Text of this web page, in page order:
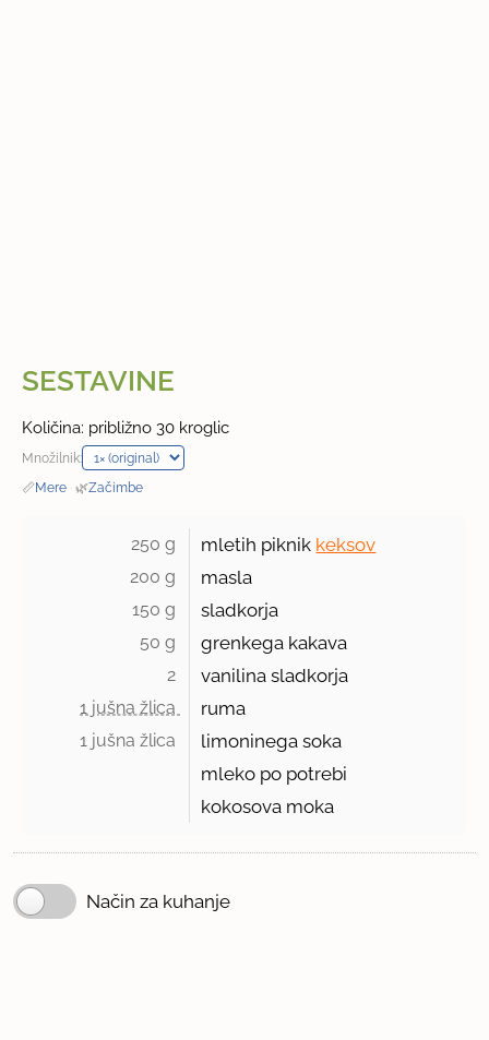
SESTAVINE
Količina: približno 30 kroglic
Množilnik:
📏Mere · 🌿Začimbe
250 g mletih piknik keksov
200 g masla
150 g sladkorja
50 g grenkega kakava
2 vanilina sladkorja
1 jušna žlica ruma
1 jušna žlica
limoninega soka
mleko po potrebi
kokosova moka
Način za kuhanje